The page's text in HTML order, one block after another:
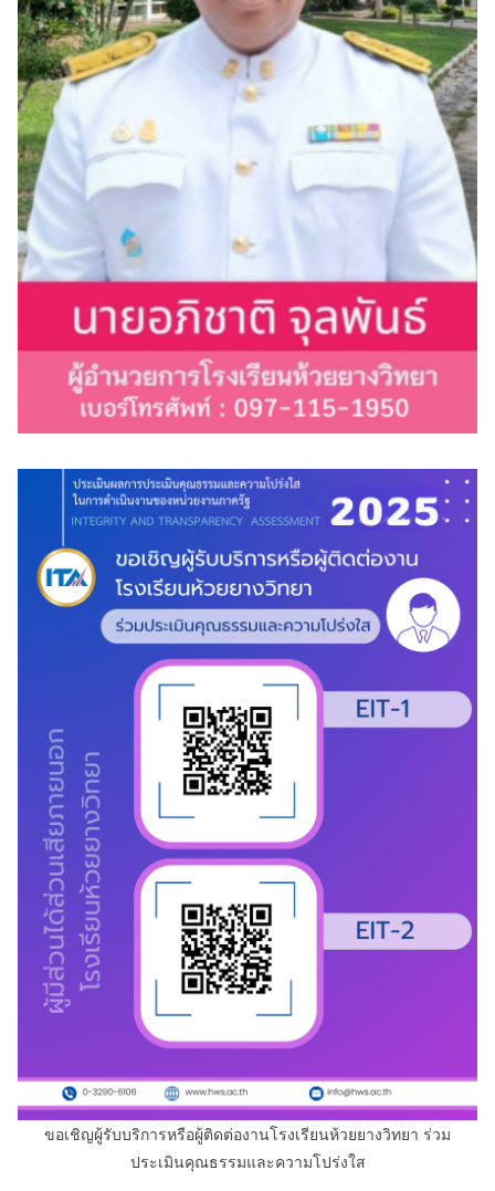
ขอเชิญผู้รับบริการหรือผู้ติดต่องานโรงเรียนห้วยยางวิทยา ร่วม
ประเมินคุณธรรมและความโปร่งใส